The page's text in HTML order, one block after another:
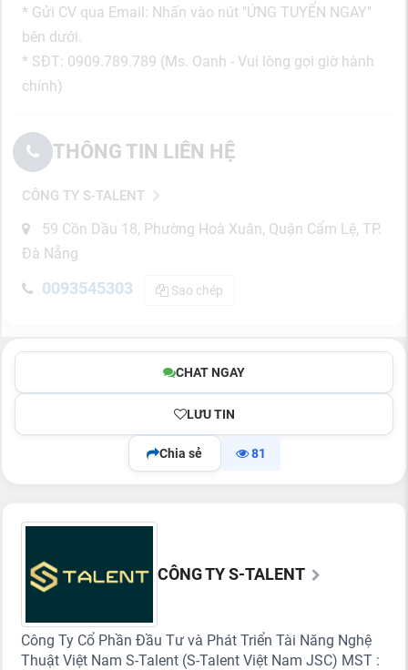
* Gửi CV qua Email: Nhấn vào nút "ỨNG TUYỂN NGAY"
bên dưới.
* SĐT: 0909.789.789 (Ms. Oanh - Vui lòng gọi giờ hành
chính)
THÔNG TIN LIÊN HỆ
CÔNG TY S-TALENT
59 Cồn Dầu 18, Phường Hoà Xuân, Quận Cẩm Lệ, TP.
Đà Nẵng
0093545303 Sao chép
CHAT NGAY
LƯU TIN
Chia sẻ 81
CÔNG TY S-TALENT
Công Ty Cổ Phần Đầu Tư và Phát Triển Tài Năng Nghệ
Thuật Việt Nam S-Talent (S-Talent Việt Nam JSC) MST :